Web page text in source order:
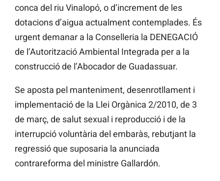
conca del riu Vinalopó, o d’increment de les
dotacions d’aigua actualment contemplades. És
urgent demanar a la Conselleria la DENEGACIÓ
de l’Autorització Ambiental Integrada per a la
construcció de l’Abocador de Guadassuar.
Se aposta pel manteniment, desenrotllament i
implementació de la Llei Orgànica 2/2010, de 3
de març, de salut sexual i reproducció i de la
interrupció voluntària del embaràs, rebutjant la
regressió que suposaria la anunciada
contrareforma del ministre Gallardón.